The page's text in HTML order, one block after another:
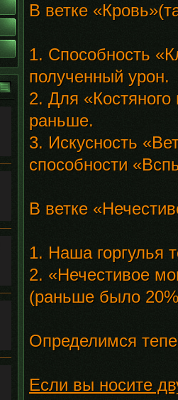
В ветке
1. Способность
полученный урон.
2. Для
раньше.
3. Искусность
способности
В ветке
1. Наша горгулья
2. «Нечестивое
(раньше было
Определимся
Если вы носите